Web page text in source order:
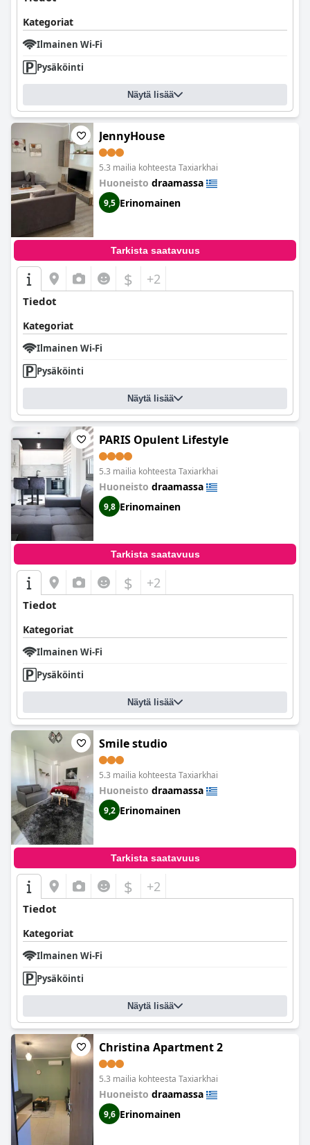
Kategoriat
Ilmainen Wi-Fi
Pysäköinti
Näytä lisää
JennyHouse
5.3 mailia kohteesta Taxiarkhai
Huoneisto draamassa
9,5 Erinomainen
Tarkista saatavuus
$ +2
Tiedot
Kategoriat
Ilmainen Wi-Fi
Pysäköinti
Näytä lisää
PARIS Opulent Lifestyle
5.3 mailia kohteesta Taxiarkhai
Huoneisto draamassa
9,8 Erinomainen
Tarkista saatavuus
$ +2
Tiedot
Kategoriat
Ilmainen Wi-Fi
Pysäköinti
Näytä lisää
Smile studio
5.3 mailia kohteesta Taxiarkhai
Huoneisto draamassa
9,2 Erinomainen
Tarkista saatavuus
$ +2
Tiedot
Kategoriat
Ilmainen Wi-Fi
Pysäköinti
Näytä lisää
Christina Apartment 2
5.3 mailia kohteesta Taxiarkhai
Huoneisto draamassa
9,6 Erinomainen